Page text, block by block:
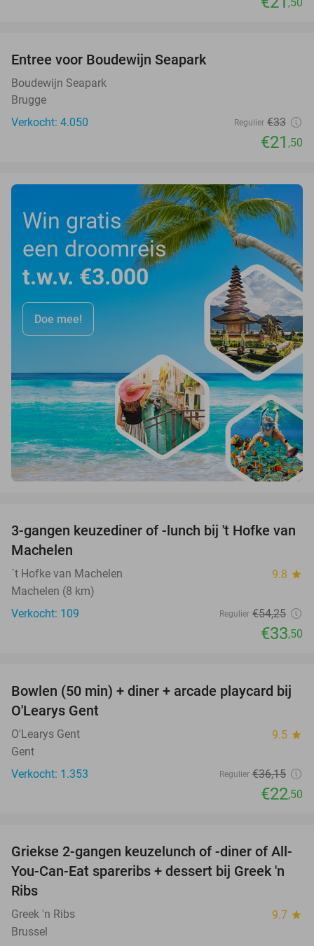
Entree voor Boudewijn Seapark
Boudewijn Seapark
Brugge
Verkocht: 4.050
Regulier €33
€21 ,50
Win gratis
een droomreis
t.w.v. €3.000
Doe mee!
38%
3-gangen keuzediner of -lunch bij 't Hofke van
Machelen
´t Hofke van Machelen 9.8 star
Machelen (8 km)
Verkocht: 109
Regulier €54,25
€33,50
38%
Bowlen (50 min) + diner + arcade playcard bij
O'Learys Gent
O'Learys Gent 9.5 star
Gent
Verkocht: 1.353
Regulier €36,15
€22,50
38%
Griekse 2-gangen keuzelunch of -diner of All-
You-Can-Eat spareribs + dessert bij Greek 'n
Ribs
Greek 'n Ribs 9.7 star
Brussel